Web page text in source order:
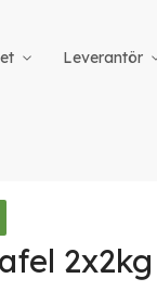
Leverantör
2x2kg